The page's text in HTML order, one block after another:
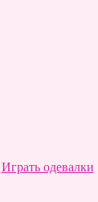
Играть одевалки